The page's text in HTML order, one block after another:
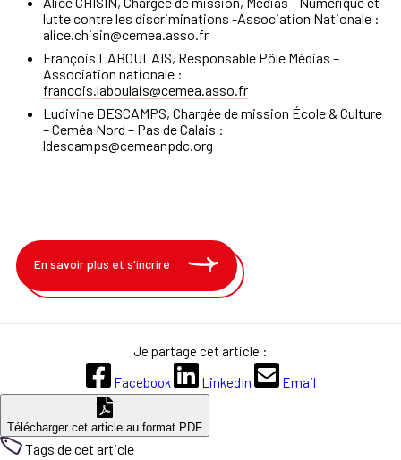
lutte contre les discriminations -Association Nationale :
alice.chisin@cemea.asso.fr
François LABOULAIS, Responsable Pôle Médias –
Association nationale :
francois.laboulais@cemea.asso.fr
Ludivine DESCAMPS, Chargée de mission École & Culture
– Ceméa Nord – Pas de Calais :
ldescamps@cemeanpdc.org
En savoir plus et s'incrire
Je partage cet article :
Facebook
LinkedIn Email
Télécharger cet article au format PDF
Tags de cet article